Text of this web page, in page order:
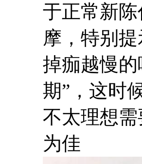
于正常新
摩，特别
掉痂越慢
期”，这时
不太理想
为佳